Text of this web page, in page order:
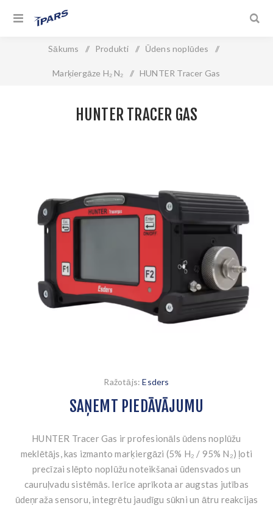
Sākums / Produkti / Ūdens noplūdes /
Marķiergāze H₂ N₂ / HUNTER Tracer Gas
HUNTER TRACER GAS
Ražotājs: Esders
SAŅEMT PIEDĀVĀJUMU
HUNTER Tracer Gas ir profesionāls ūdens noplūžu
meklētājs, kas izmanto marķiergāzi (5% H₂ / 95% N₂) ļoti
precīzai slēpto noplūžu noteikšanai ūdensvados un
cauruļvadu sistēmās. Ierīce aprīkota ar augstas jutības
ūdeņraža sensoru, integrētu jaudīgu sūkni un ātru reakcijas